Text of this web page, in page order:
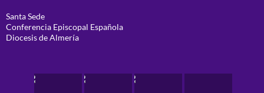
Santa Sede
Conferencia Episcopal Española
Diocesis de Almería